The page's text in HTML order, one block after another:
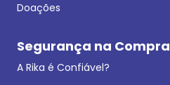
Doações
Segurança na Compra
A Rika é Confiável?